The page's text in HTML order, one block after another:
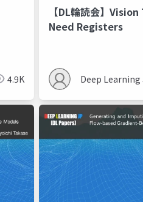
4.9K
【DL輪読会】
Need Registers
Deep Learning